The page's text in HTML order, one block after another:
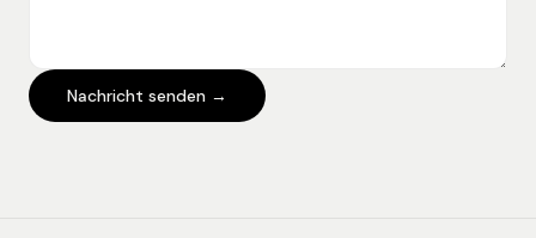
Nachricht senden →